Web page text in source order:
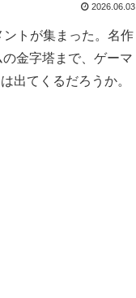
2026.06.03
トが集まった。名作
金字塔まで、ゲーマ
出てくるだろうか。